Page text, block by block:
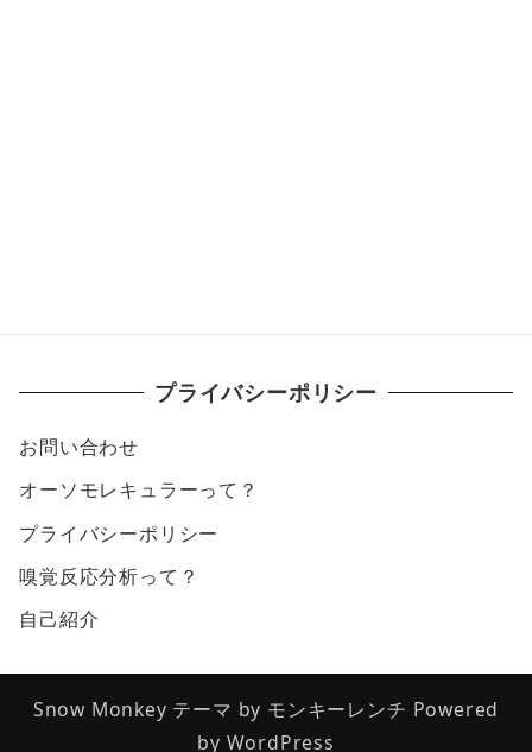
プライバシーポリシー
お問い合わせ
オーソモレキュラーって？
プライバシーポリシー
嗅覚反応分析って？
自己紹介
Snow Monkey テーマ by モンキーレンチ Powered
by WordPress